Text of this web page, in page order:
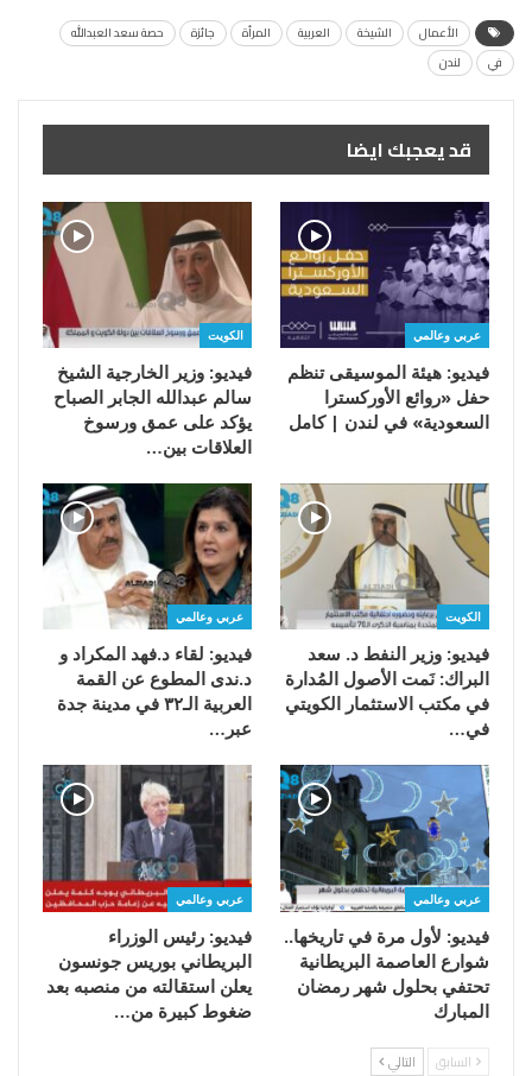
الأعمال الشيخة العربية المرأة جائزة
حصة سعد العبدالله
في
لندن
قد يعجبك ايضا
عربي وعالمي
فيديو: هيئة الموسيقى تنظم
حفل «روائع الأوركسترا
السعودية» في لندن | كامل
الكويت
فيديو: وزير الخارجية الشيخ
سالم عبدالله الجابر الصباح
يؤكد على عمق ورسوخ
العلاقات بين…
الكويت
فيديو: وزير النفط د. سعد
البراك: نَمت الأصول المُدارة
في مكتب الاستثمار الكويتي
في…
عربي وعالمي
فيديو: لقاء د.فهد المكراد و
د.ندى المطوع عن القمة
العربية الـ٣٢ في مدينة جدة
عبر…
عربي وعالمي
فيديو: لأول مرة في تاريخها..
شوارع العاصمة البريطانية
تحتفي بحلول شهر رمضان
المبارك
عربي وعالمي
فيديو: رئيس الوزراء
البريطاني بوريس جونسون
يعلن استقالته من منصبه بعد
ضغوط كبيرة من…
السابق التالي